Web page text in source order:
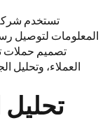
تستخدم شركة
المعلومات لتوصيل
تصميم حملات
العملاء، وتحليل